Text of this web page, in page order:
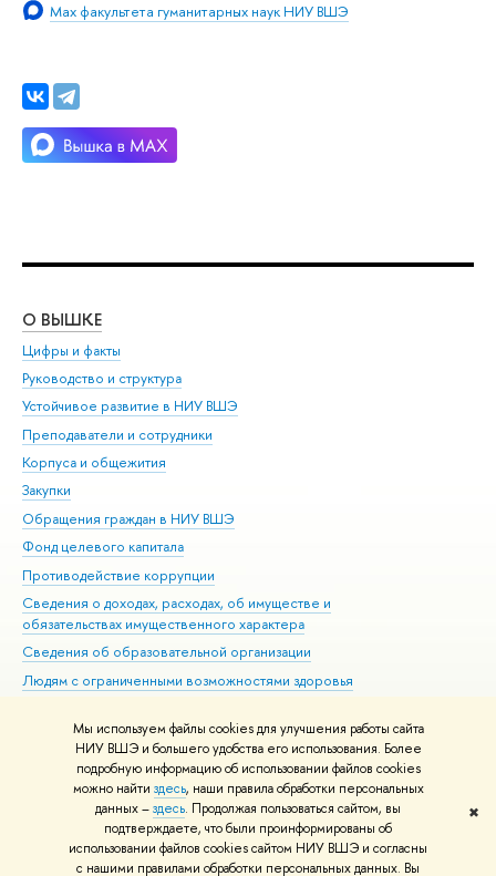
Мы используем файлы cookies для улучшения работы сайта
НИУ ВШЭ и большего удобства его использования. Более
подробную информацию об использовании файлов cookies
можно найти здесь, наши правила обработки персональных
данных –здесь. Продолжая пользоваться сайтом, вы
подтверждаете, что были проинформированы об
использовании файлов cookies сайтом НИУ ВШЭ и согласны
с нашими правилами обработки персональных данных. Вы
✖
Max факультета гуманитарных наук НИУ ВШЭ
О ВЫШКЕ
Цифры и факты
Руководство и структура
Устойчивое развитие в НИУ ВШЭ
Преподаватели и сотрудники
Корпуса и общежития
Закупки
Обращения граждан в НИУ ВШЭ
Фонд целевого капитала
Противодействие коррупции
Сведения о доходах, расходах, об имуществе и
обязательствах имущественного характера
Сведения об образовательной организации
Людям с ограниченными возможностями здоровья
Работа в Вышке
© НИУ ВШЭ 1993–2026 Адреса и контакты Условия использования
материалов Политика конфиденциальности Карта сайта